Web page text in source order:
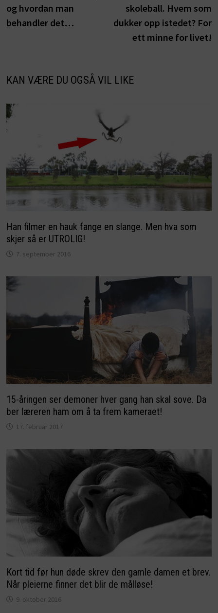
og hvordan man
behandler det…
skoleball. Hvem som
dukker opp istedet? For
ett minne for livet!
KAN VÆRE DU OGSÅ VIL LIKE
Han filmer en hauk fange en slange. Men hva som
skjer så er UTROLIG!
7. september 2016
15-åringen ser demoner hver gang han skal sove. Da
ber læreren ham om å ta frem kameraet!
17. februar 2017
Kort tid før hun døde skrev den gamle damen et brev.
Når pleierne finner det blir de målløse!
9. oktober 2016